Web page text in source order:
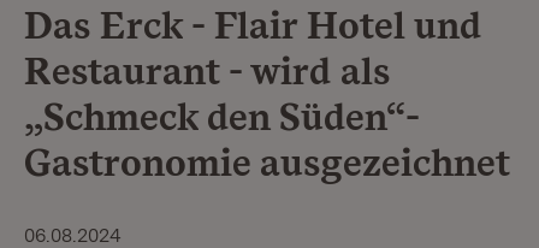
Das Erck - Flair Hotel und
Restaurant - wird als
„Schmeck den Süden“-
Gastronomie ausgezeichnet
06.08.2024